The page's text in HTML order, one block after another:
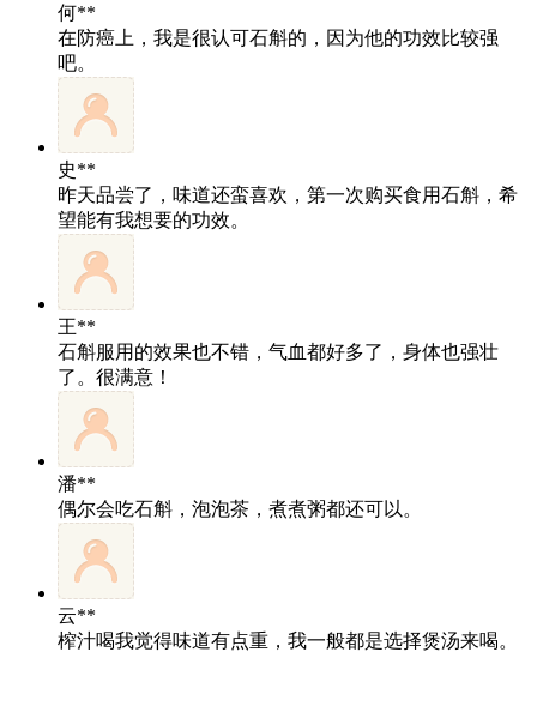
何**
在防癌上，我是很认可石斛的，因为他的功效比较强
吧。
史**
昨天品尝了，味道还蛮喜欢，第一次购买食用石斛，希
望能有我想要的功效。
王**
石斛服用的效果也不错，气血都好多了，身体也强壮
了。很满意！
潘**
偶尔会吃石斛，泡泡茶，煮煮粥都还可以。
云**
榨汁喝我觉得味道有点重，我一般都是选择煲汤来喝。